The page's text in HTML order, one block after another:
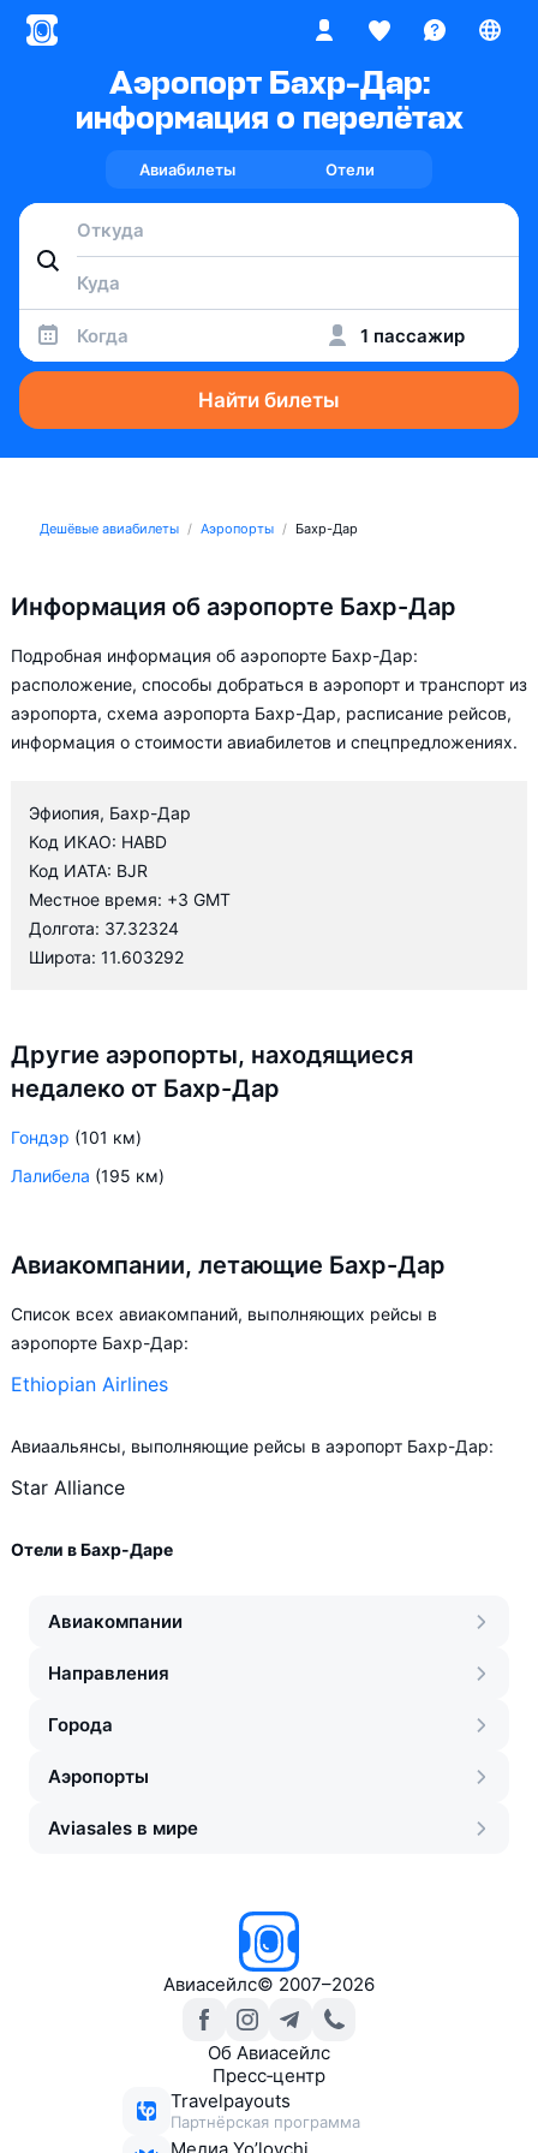
Аэропорт Бахр-Дар:
информация о перелётах
Авиабилеты Отели
Когда 1 пассажир
Найти билеты
Дешёвые авиабилеты Аэропорты Бахр-Дар
Информация об аэропорте Бахр-Дар
Подробная информация об аэропорте Бахр-Дар:
расположение, способы добраться в аэропорт и транспорт из
аэропорта, схема аэропорта Бахр-Дар, расписание рейсов,
информация о стоимости авиабилетов и спецпредложениях.
Эфиопия, Бахр-Дар
Код ИКАО: HABD
Код ИАТА: BJR
Местное время: +3 GMT
Долгота: 37.32324
Широта: 11.603292
Другие аэропорты, находящиеся
недалеко от Бахр-Дар
Гондэр (101 км)
Лалибела (195 км)
Авиакомпании, летающие Бахр-Дар
Список всех авиакомпаний, выполняющих рейсы в
аэропорте Бахр-Дар:
Ethiopian Airlines
Авиаальянсы, выполняющие рейсы в аэропорт Бахр-Дар:
Star Alliance
Отели в Бахр-Даре
Авиакомпании
Направления
Города
Аэропорты
Aviasales в мире
Авиасейлс© 2007–2026
Об Авиасейлс
Пресс‑центр
Travelpayouts
Партнёрская программа